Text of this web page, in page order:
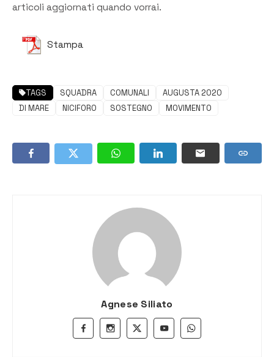
articoli aggiornati quando vorrai.
Stampa
TAGS SQUADRA COMUNALI
AUGUSTA 2020
DI MARE
NICIFORO SOSTEGNO MOVIMENTO
Agnese Siliato